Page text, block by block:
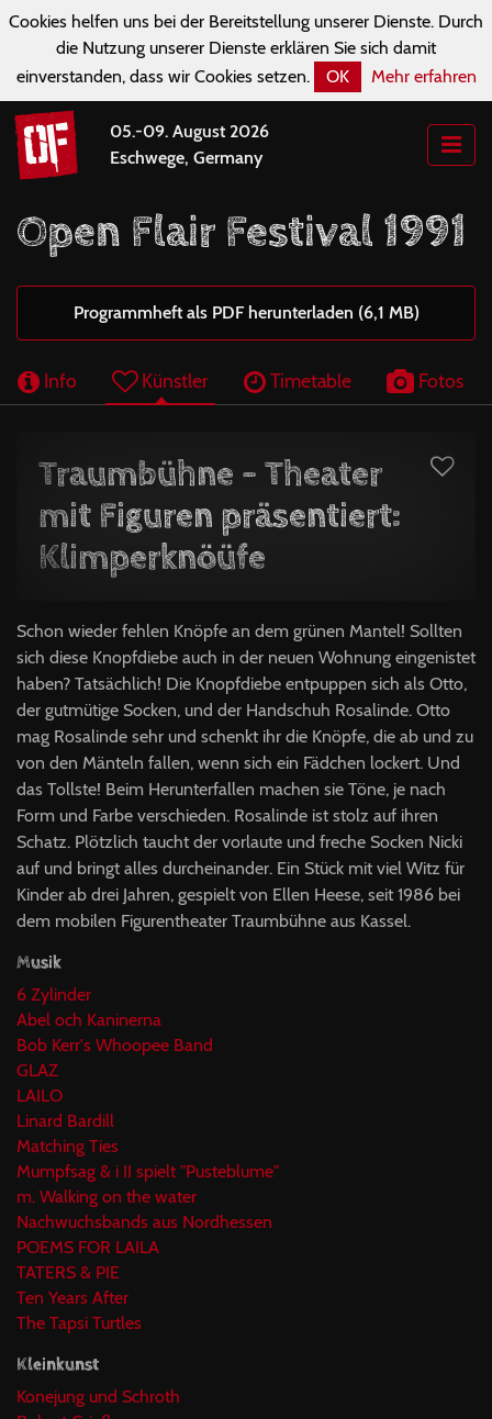
Cookies helfen uns bei der Bereitstellung unserer Dienste. Durch
die Nutzung unserer Dienste erklären Sie sich damit
einverstanden, dass wir Cookies setzen.
OK Mehr erfahren
05.-09. August 2026
Eschwege, Germany
Open Flair Festival 1991
Programmheft als PDF herunterladen (6,1 MB)
Info Künstler Timetable Fotos
Traumbühne - Theater
mit Figuren präsentiert:
Klimperknöüfe
Schon wieder fehlen Knöpfe an dem grünen Mantel! Sollten
sich diese Knopfdiebe auch in der neuen Wohnung eingenistet
haben? Tatsächlich! Die Knopfdiebe entpuppen sich als Otto,
der gutmütige Socken, und der Handschuh Rosalinde. Otto
mag Rosalinde sehr und schenkt ihr die Knöpfe, die ab und zu
von den Mänteln fallen, wenn sich ein Fädchen lockert. Und
das Tollste! Beim Herunterfallen machen sie Töne, je nach
Form und Farbe verschieden. Rosalinde ist stolz auf ihren
Schatz. Plötzlich taucht der vorlaute und freche Socken Nicki
auf und bringt alles durcheinander. Ein Stück mit viel Witz für
Kinder ab drei Jahren, gespielt von Ellen Heese, seit 1986 bei
dem mobilen Figurentheater Traumbühne aus Kassel.
Musik
6 Zylinder
Abel och Kaninerna
Bob Kerr's Whoopee Band
GLAZ
LAILO
Linard Bardill
Matching Ties
Mumpfsag & i II spielt "Pusteblume"
m. Walking on the water
Nachwuchsbands aus Nordhessen
POEMS FOR LAILA
TATERS & PIE
Ten Years After
The Tapsi Turtles
Kleinkunst
Konejung und Schroth